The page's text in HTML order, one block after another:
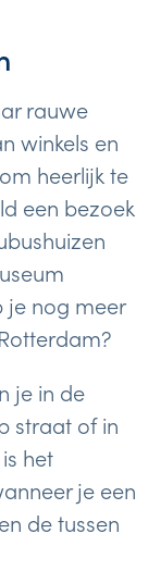
rauwe
winkels en
heerlijk te
een bezoek
je nog meer
je in de
straat of in
het
je een
de tussen